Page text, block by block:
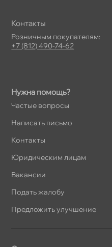
Нужна помощь?
Частые вопросы
Написать письмо
Контакты
Юридическим лицам
акансии
Подать жалобу
Предложить улучшение
Контакты
Розничным покупателям:
+7 (812) 490-74-62